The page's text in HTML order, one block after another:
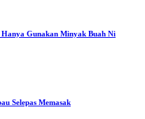
Gunakan Minyak Buah Ni
Selepas Memasak